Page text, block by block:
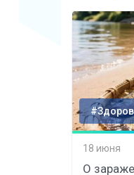
18 июня
О